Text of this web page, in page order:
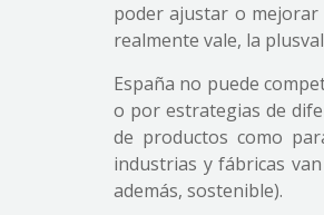
poder ajustar o
realmente vale, la
España no puede
o por estrategias de
de productos como
industrias y fábricas
además, sostenible).